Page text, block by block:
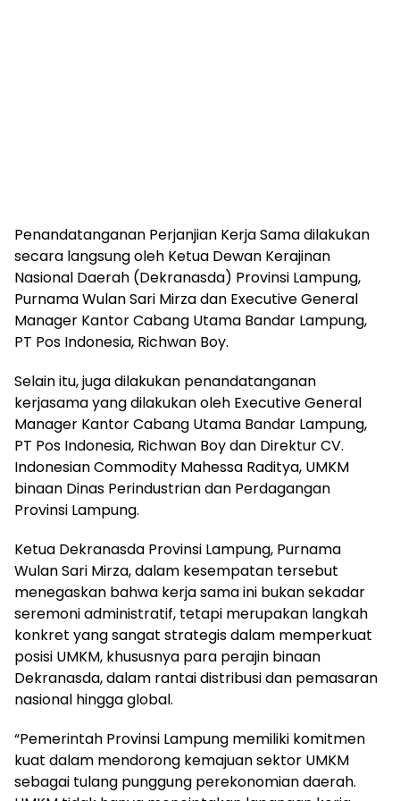
Penandatanganan Perjanjian Kerja Sama dilakukan
secara langsung oleh Ketua Dewan Kerajinan
Nasional Daerah (Dekranasda) Provinsi Lampung,
Purnama Wulan Sari Mirza dan Executive General
Manager Kantor Cabang Utama Bandar Lampung,
PT Pos Indonesia, Richwan Boy.
Selain itu, juga dilakukan penandatanganan
kerjasama yang dilakukan oleh Executive General
Manager Kantor Cabang Utama Bandar Lampung,
PT Pos Indonesia, Richwan Boy dan Direktur CV.
Indonesian Commodity Mahessa Raditya, UMKM
binaan Dinas Perindustrian dan Perdagangan
Provinsi Lampung.
Ketua Dekranasda Provinsi Lampung, Purnama
Wulan Sari Mirza, dalam kesempatan tersebut
menegaskan bahwa kerja sama ini bukan sekadar
seremoni administratif, tetapi merupakan langkah
konkret yang sangat strategis dalam memperkuat
posisi UMKM, khususnya para perajin binaan
Dekranasda, dalam rantai distribusi dan pemasaran
nasional hingga global.
“Pemerintah Provinsi Lampung memiliki komitmen
kuat dalam mendorong kemajuan sektor UMKM
sebagai tulang punggung perekonomian daerah.